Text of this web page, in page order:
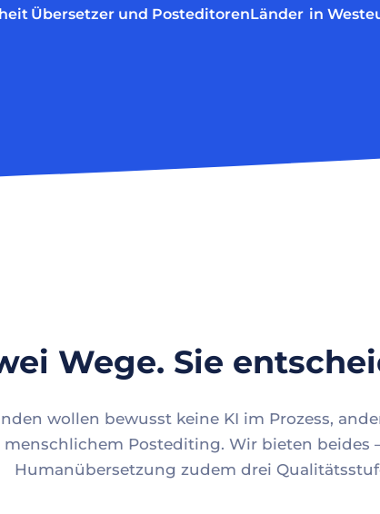
Übersetzer und PosteditorenLänder in
Wege. Sie
wollen bewusst keine KI im Prozess,
Postediting. Wir bieten beides
Humanübersetzung zudem drei